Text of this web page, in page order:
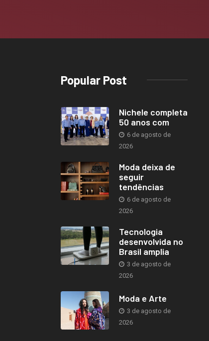
Popular Post
Nichele completa
50 anos com
6 de agosto de
2026
Moda deixa de
seguir
tendências
6 de agosto de
2026
Tecnologia
desenvolvida no
Brasil amplia
3 de agosto de
2026
Moda e Arte
3 de agosto de
2026